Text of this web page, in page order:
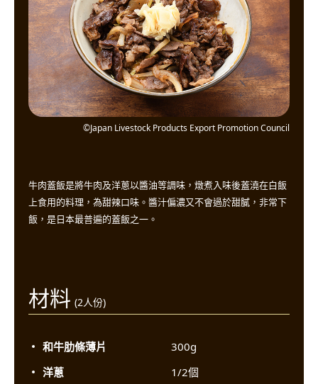
©Japan Livestock Products Export Promotion Council
牛肉蓋飯是將牛肉及洋蔥以醬油等調味，燉煮入味後蓋澆在白飯
上食用的料理，為甜辣口味。醬汁偏濃又不會過於甜膩，非常下
飯，是日本最普遍的蓋飯之一。
材料 (2人份)
和牛肋條薄片
300g
洋蔥
1/2個